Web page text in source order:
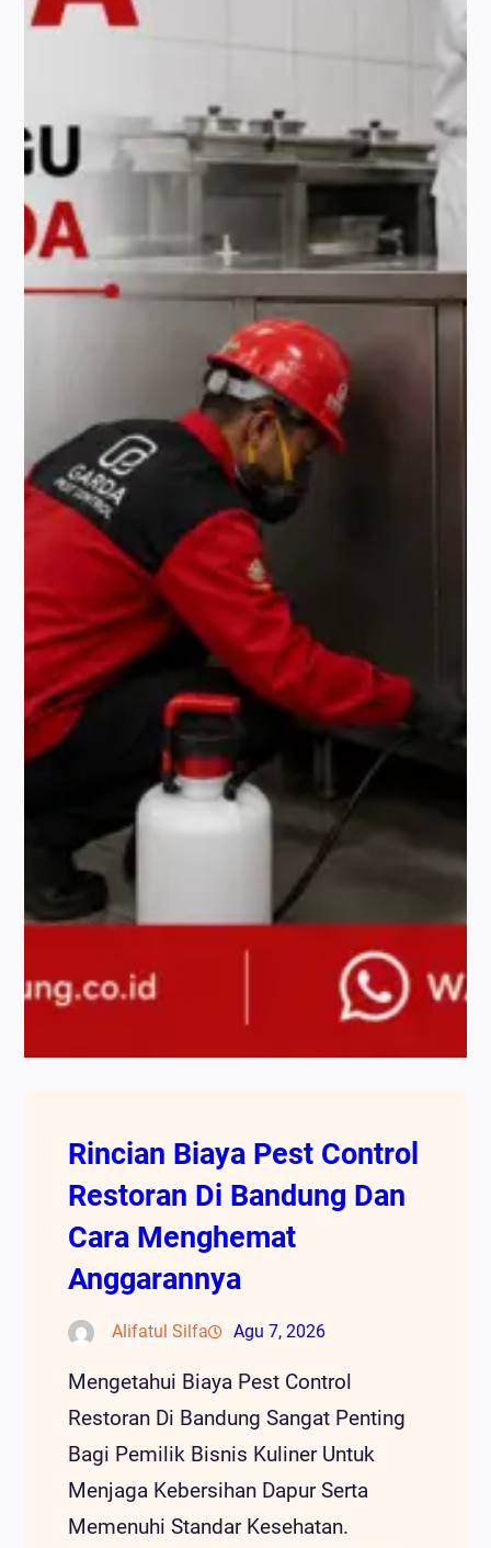
Rincian Biaya Pest Control
Restoran Di Bandung Dan
Cara Menghemat
Anggarannya
Alifatul Silfa Agu 7, 2026
Mengetahui Biaya Pest Control
Restoran Di Bandung Sangat Penting
Bagi Pemilik Bisnis Kuliner Untuk
Menjaga Kebersihan Dapur Serta
Memenuhi Standar Kesehatan.